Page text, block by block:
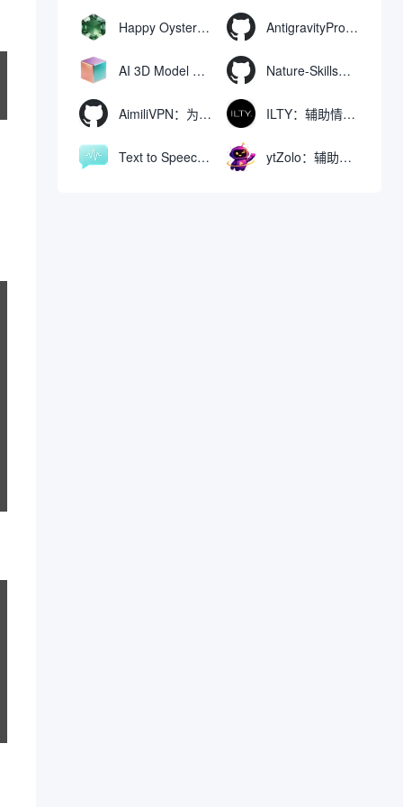
Happy Oyster AI：生成可交互式3D虚拟世界与视频的大模型 AntigravityProxyLauncher：免TUN全局代理使用Antigravity IDE
AI 3D Model Generator：通过文本和图像快速生成3D模型的在线工具 Nature-Skills：辅助撰写学术论文和绘制科研图表的智能体插件
AimiliVPN：为Linux提供纯净出站家庭IP的VPN代理网关 ILTY：辅助情绪疏导与提供行动建议的AI陪伴工具
Text to Speech AI：支持多说话人与情感控制的文字转语音工具 ytZolo：辅助创建和优化YouTube视频内容的生成工具